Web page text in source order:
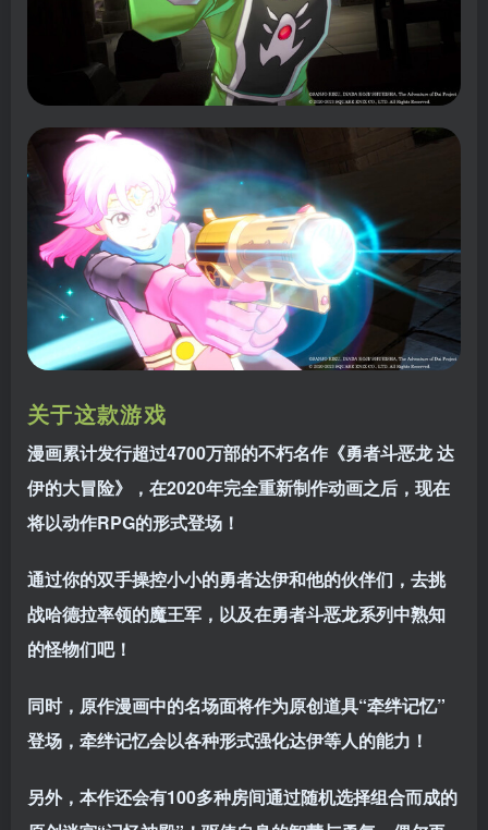
关于这款游戏
漫画累计发行超过4700万部的不朽名作《勇者斗恶龙 达
伊的大冒险》，在2020年完全重新制作动画之后，现在
将以动作RPG的形式登场！
通过你的双手操控小小的勇者达伊和他的伙伴们，去挑
战哈德拉率领的魔王军，以及在勇者斗恶龙系列中熟知
的怪物们吧！
同时，原作漫画中的名场面将作为原创道具“牵绊记忆”
登场，牵绊记忆会以各种形式强化达伊等人的能力！
另外，本作还会有100多种房间通过随机选择组合而成的